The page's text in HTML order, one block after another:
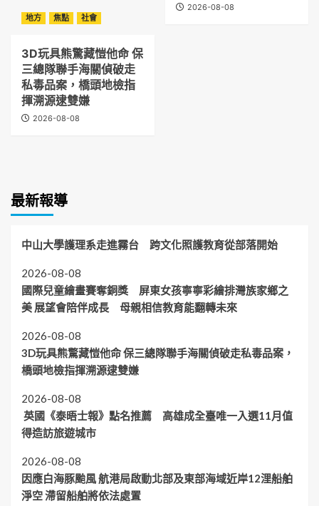
2026-08-08
地方
焦點 社會
3D玩具熊驚藏愷他命 保
三總隊聯手海關偵破走
私毒品案，橋頭地檢指
揮溯源逮雙嫌
2026-08-08
最新報導
中山大學護理系走進霧台 跨文化照護教育從部落開始
2026-08-08
國際兒童繪畫賽奪銅獎 屏東女孩寧寧彩繪排灣族家鄉之
美 展望會陪伴成長 母親相信教育能翻轉未來
2026-08-08
3D玩具熊驚藏愷他命 保三總隊聯手海關偵破走私毒品案，
橋頭地檢指揮溯源逮雙嫌
2026-08-08
英國《泰晤士報》點名推薦 高雄成全臺唯一入選11月值
得造訪旅遊城市
2026-08-08
因應白海豚颱風 航港局啟動北部及東部海域近岸12浬船舶
淨空 滯留船舶將依法處置